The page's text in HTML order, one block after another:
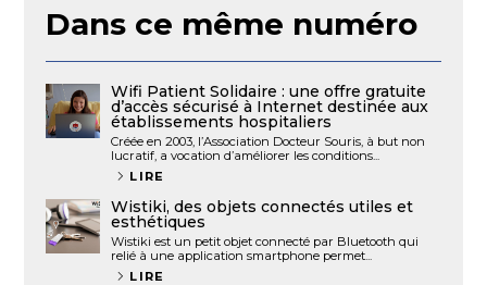
Dans ce même numéro
Wifi Patient Solidaire : une offre gratuite
d’accès sécurisé à Internet destinée aux
établissements hospitaliers
Créée en 2003, l’Association Docteur Souris, à but non
lucratif, a vocation d’améliorer les conditions...
LIRE
Wistiki, des objets connectés utiles et
esthétiques
Wistiki est un petit objet connecté par Bluetooth qui
relié à une application smartphone permet...
LIRE